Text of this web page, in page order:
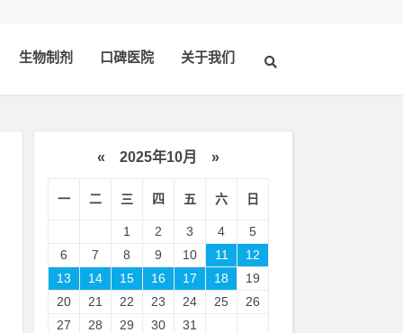
生物制剂 口碑医院 关于我们
« 2025年10月 »
一 二 三 四 五 六 日
1 2 3 4
5
6
7 8 9 10 11
12
13
14 15 16 17 18
19
20
21 22 23 24 25
26
27
28 29 30 31